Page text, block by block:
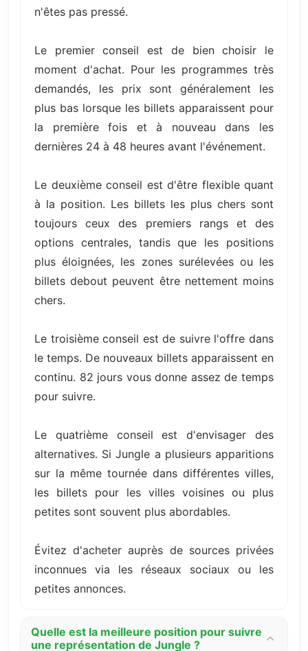
n'êtes pas pressé.
Le premier conseil est de bien choisir le
moment d'achat. Pour les programmes très
demandés, les prix sont généralement les
plus bas lorsque les billets apparaissent pour
la première fois et à nouveau dans les
dernières 24 à 48 heures avant l'événement.
Le deuxième conseil est d'être flexible quant
à la position. Les billets les plus chers sont
toujours ceux des premiers rangs et des
options centrales, tandis que les positions
plus éloignées, les zones surélevées ou les
billets debout peuvent être nettement moins
chers.
Le troisième conseil est de suivre l'offre dans
le temps. De nouveaux billets apparaissent en
continu. 82 jours vous donne assez de temps
pour suivre.
Le quatrième conseil est d'envisager des
alternatives. Si Jungle a plusieurs apparitions
sur la même tournée dans différentes villes,
les billets pour les villes voisines ou plus
petites sont souvent plus abordables.
Évitez d'acheter auprès de sources privées
inconnues via les réseaux sociaux ou les
petites annonces.
Quelle est la meilleure position pour suivre
une représentation de Jungle ?